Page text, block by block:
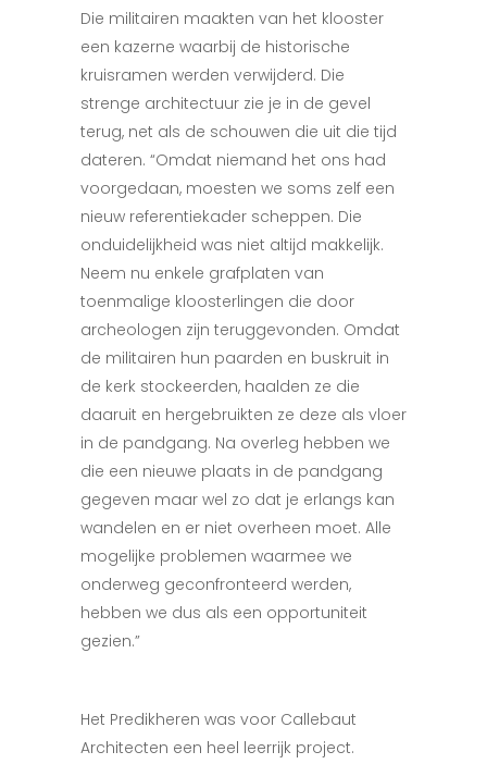
Die militairen maakten van het klooster
een kazerne waarbij de historische
kruisramen werden verwijderd. Die
strenge architectuur zie je in de gevel
terug, net als de schouwen die uit die tijd
dateren. “Omdat niemand het ons had
voorgedaan, moesten we soms zelf een
nieuw referentiekader scheppen. Die
onduidelijkheid was niet altijd makkelijk.
Neem nu enkele grafplaten van
toenmalige kloosterlingen die door
archeologen zijn teruggevonden. Omdat
de militairen hun paarden en buskruit in
de kerk stockeerden, haalden ze die
daaruit en hergebruikten ze deze als vloer
in de pandgang. Na overleg hebben we
die een nieuwe plaats in de pandgang
gegeven maar wel zo dat je erlangs kan
wandelen en er niet overheen moet. Alle
mogelijke problemen waarmee we
onderweg geconfronteerd werden,
hebben we dus als een opportuniteit
gezien.”
Het Predikheren was voor Callebaut
Architecten een heel leerrijk project.